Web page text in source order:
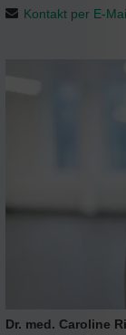
Kontakt per E-
Dr. med. Caroline